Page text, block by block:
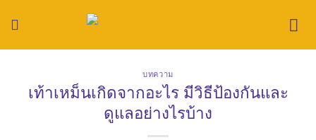
บทความ
เท้าเหม็นเกิดจากอะไร มีวิธีป้องกันและ
ดูแลอย่างไรบ้าง